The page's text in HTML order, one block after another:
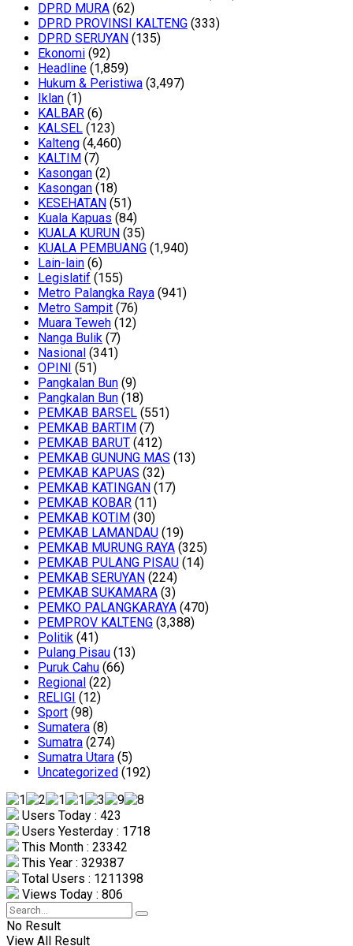
DPRD MURA (62)
DPRD PROVINSI KALTENG (333)
DPRD SERUYAN (135)
Ekonomi (92)
Headline (1,859)
Hukum & Peristiwa (3,497)
Iklan (1)
KALBAR (6)
KALSEL (123)
Kalteng (4,460)
KALTIM (7)
Kasongan (2)
Kasongan (18)
KESEHATAN (51)
Kuala Kapuas (84)
KUALA KURUN (35)
KUALA PEMBUANG (1,940)
Lain-lain (6)
Legislatif (155)
Metro Palangka Raya (941)
Metro Sampit (76)
Muara Teweh (12)
Nanga Bulik (7)
Nasional (341)
OPINI (51)
Pangkalan Bun (9)
Pangkalan Bun (18)
PEMKAB BARSEL (551)
PEMKAB BARTIM (7)
PEMKAB BARUT (412)
PEMKAB GUNUNG MAS (13)
PEMKAB KAPUAS (32)
PEMKAB KATINGAN (17)
PEMKAB KOBAR (11)
PEMKAB KOTIM (30)
PEMKAB LAMANDAU (19)
PEMKAB MURUNG RAYA (325)
PEMKAB PULANG PISAU (14)
PEMKAB SERUYAN (224)
PEMKAB SUKAMARA (3)
PEMKO PALANGKARAYA (470)
PEMPROV KALTENG (3,388)
Politik (41)
Pulang Pisau (13)
Puruk Cahu (66)
Regional (22)
RELIGI (12)
Sport (98)
Sumatera (8)
Sumatra (274)
Sumatra Utara (5)
Uncategorized (192)
Users Today : 423
Users Yesterday : 1718
This Month : 23342
This Year : 329387
Total Users : 1211398
Views Today : 806
No Result
View All Result